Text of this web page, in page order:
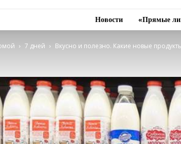
Новости «Прямые
7 дней Вкусно и полезно. Какие новые